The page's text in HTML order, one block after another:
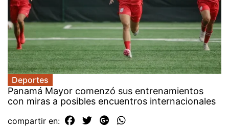
Deportes
Panamá Mayor comenzó sus entrenamientos
con miras a posibles encuentros internacionales
compartir en: